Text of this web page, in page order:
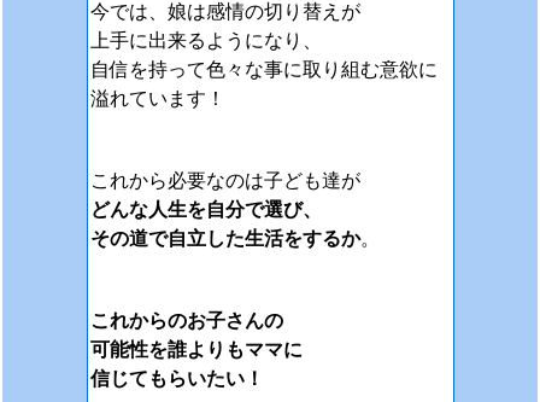
今では、娘は感情の切り替えが
上手に出来るようになり、
自信を持って色々な事に取り組む意欲に
溢れています！
これから必要なのは子ども達が
どんな人生を自分で選び、
その道で自立した生活をするか。
これからのお子さんの
可能性を誰よりもママに
信じてもらいたい！